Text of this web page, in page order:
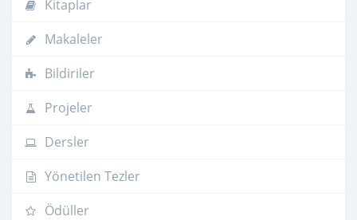
Kitaplar
Makaleler
Bildiriler
Projeler
Dersler
Yönetilen Tezler
Ödüller